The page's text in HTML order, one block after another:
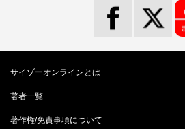
サイゾーオンラインとは
著者一覧
著作権/免責事項について